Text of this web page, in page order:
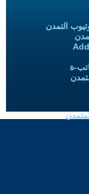
التمدن
ة